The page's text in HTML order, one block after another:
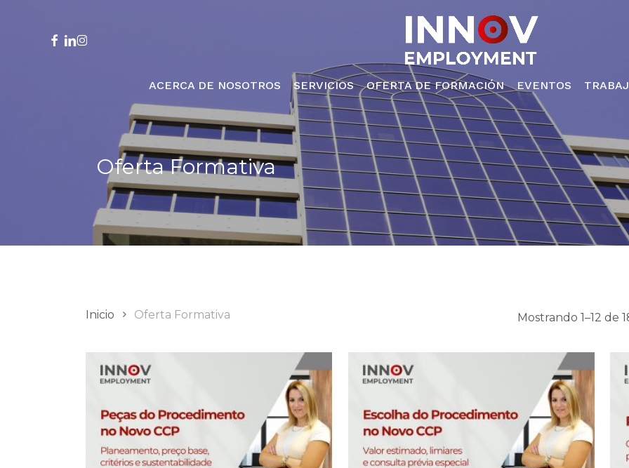
facebook
linkedin
instagram
ACERCA DE NOSOTROS SERVICIOS OFERTA DE FORMACIÓN EVENTOS
Oferta Formativa
Mostrando 1–12 de
Inicio Oferta Formativa